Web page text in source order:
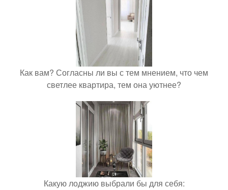
Как вам? Согласны ли вы с тем мнением, что чем
светлее квартира, тем она уютнее?
Какую лоджию выбрали бы для себя: